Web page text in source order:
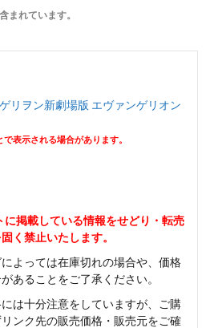
まれています。
リヲン新劇場版 エヴァンゲリオン
表示される場合があります。
掲載している情報をせどり・転売
く禁止いたします。
よっては在庫切れの場合や、価格
あることをご了承ください。
は十分注意をしていますが、ご購
ンク先の販売価格・販売元をご確